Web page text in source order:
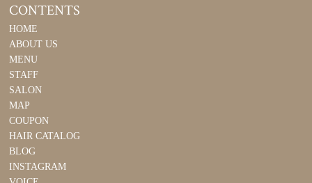
CONTENTS
HOME
ABOUT US
MENU
STAFF
SALON
MAP
COUPON
HAIR CATALOG
BLOG
INSTAGRAM